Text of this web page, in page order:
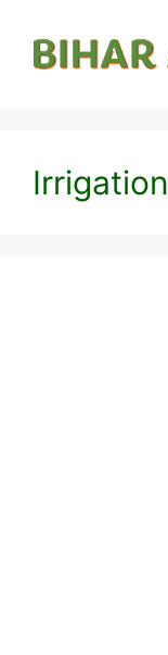
Irrigation